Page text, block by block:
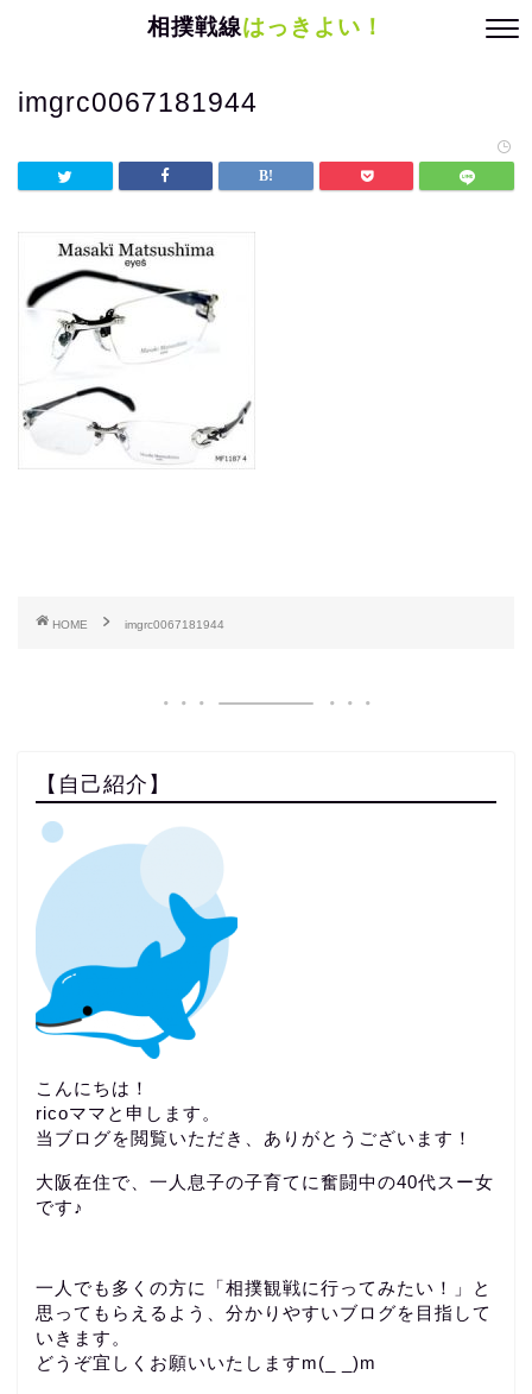
相撲戦線はっきよい！
imgrc0067181944
HOME imgrc0067181944
【自己紹介】
こんにちは！
ricoママと申します。
当ブログを閲覧いただき、ありがとうございます！
大阪在住で、一人息子の子育てに奮闘中の40代スー女
です♪
一人でも多くの方に「相撲観戦に行ってみたい！」と
思ってもらえるよう、分かりやすいブログを目指して
いきます。
どうぞ宜しくお願いいたしますm(_ _)m